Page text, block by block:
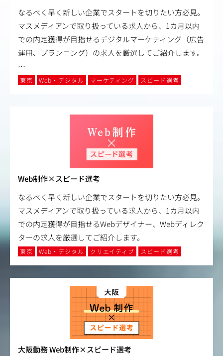
なるべく早く新しい企業でスタートを切りたい方必見。
マスメディアンで取り扱っている求人から、1カ月以内
での内定獲得が目指せるデジタルマーケティング（広告
運用、プランニング）の求人を厳選してご紹介します。
…
東京 Web・デジタル マーケティング スピード選考
Web制作×スピード選考
なるべく早く新しい企業でスタートを切りたい方必見。
マスメディアンで取り扱っている求人から、1カ月以内
での内定獲得が目指せるWebデザイナー、Webディレク
ターの求人を厳選してご紹介します。
東京 Web・デジタル クリエイティブ スピード選考
大阪勤務 Web制作×スピード選考